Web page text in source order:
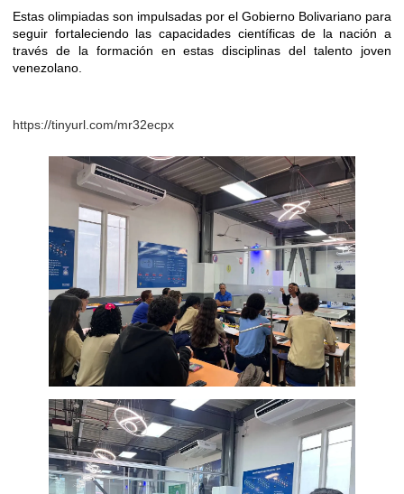
Estas olimpiadas son impulsadas por el Gobierno Bolivariano para
seguir fortaleciendo las capacidades científicas de la nación a
través de la formación en estas disciplinas del talento joven
venezolano.
https://tinyurl.com/mr32ecpx